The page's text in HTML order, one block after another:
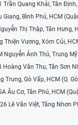
Trần Quang Khải, Tân
Giang, Bình Phú, HCM
Thị Thập, Tân Hưng,
Thiện Vương, Xóm Củi,
Nguyễn Ảnh Thủ, Trung
Hoàng Văn Thụ, Tân Sơn
Trung, Gò Vấp, HCM (Q.
Âu Cơ, Tân Phú, HCM
Lê Văn Việt, Tăng Nhơn